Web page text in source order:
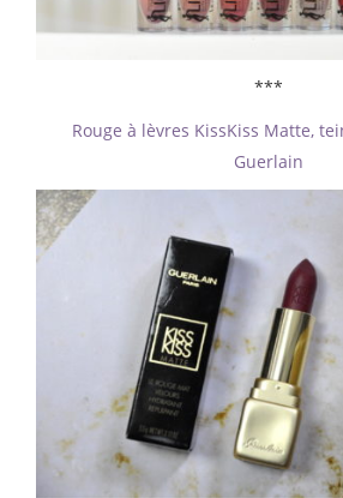
***
Rouge à lèvres KissKiss Matte,
Guerlain